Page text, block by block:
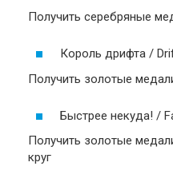
Получить серебряные
Король дрифта /
Получить золотые
Быстрее некуда! /
Получить золотые
круг